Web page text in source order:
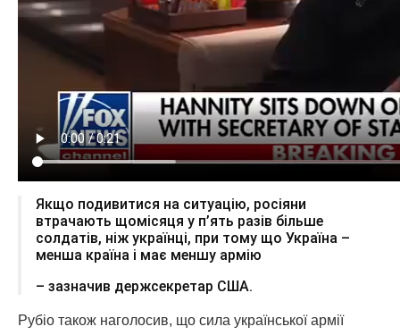
Якщо подивитися на ситуацію, росіяни
втрачають щомісяця у п’ять разів більше
солдатів, ніж українці, при тому що Україна –
менша країна і має меншу армію
– зазначив держсекретар США.
Рубіо також наголосив, що сила української армії